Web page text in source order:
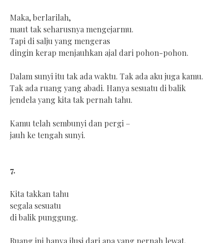
Maka, berlarilah,
maut tak seharusnya mengejarmu.
Tapi di salju yang mengeras
dingin kerap menjauhkan ajal dari pohon-pohon.
Dalam sunyi itu tak ada waktu. Tak ada aku juga kamu.
Tak ada ruang yang abadi. Hanya sesuatu di balik
jendela yang kita tak pernah tahu.
Kamu telah sembunyi dan pergi –
jauh ke tengah sunyi.
7.
Kita takkan tahu
segala sesuatu
di balik punggung.
Ruang ini hanya ilusi dari apa yang pernah lewat,